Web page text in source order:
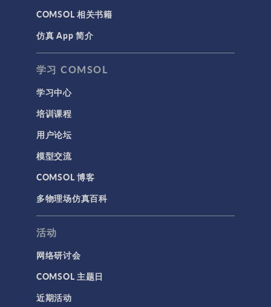
COMSOL 相关书籍
仿真 App 简介
学习 COMSOL
学习中心
培训课程
用户论坛
模型交流
COMSOL 博客
多物理场仿真百科
活动
网络研讨会
COMSOL 主题日
近期活动